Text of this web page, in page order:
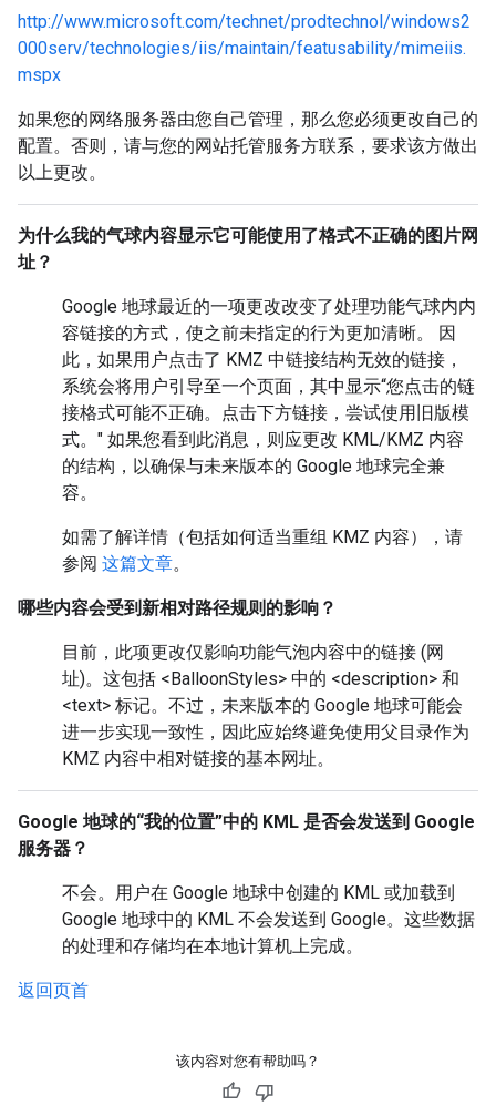
http://www.microsoft.com/technet/prodtechnol/windows2
000serv/technologies/iis/maintain/featusability/mimeiis.
mspx
如果您的网络服务器由您自己管理，那么您必须更改自己的
配置。否则，请与您的网站托管服务方联系，要求该方做出
以上更改。
为什么我的气球内容显示它可能使用了格式不正确的图片网
址？
Google 地球最近的一项更改改变了处理功能气球内内
容链接的方式，使之前未指定的行为更加清晰。 因
此，如果用户点击了 KMZ 中链接结构无效的链接，
系统会将用户引导至一个页面，其中显示“您点击的链
接格式可能不正确。点击下方链接，尝试使用旧版模
式。" 如果您看到此消息，则应更改 KML/KMZ 内容
的结构，以确保与未来版本的 Google 地球完全兼
容。
如需了解详情（包括如何适当重组 KMZ 内容），请
参阅 这篇文章。
哪些内容会受到新相对路径规则的影响？
目前，此项更改仅影响功能气泡内容中的链接 (网
址)。这包括 <BalloonStyles> 中的 <description> 和
<text> 标记。不过，未来版本的 Google 地球可能会
进一步实现一致性，因此应始终避免使用父目录作为
KMZ 内容中相对链接的基本网址。
Google 地球的“我的位置”中的 KML 是否会发送到 Google
服务器？
不会。用户在 Google 地球中创建的 KML 或加载到
Google 地球中的 KML 不会发送到 Google。这些数据
的处理和存储均在本地计算机上完成。
返回页首
该内容对您有帮助吗？